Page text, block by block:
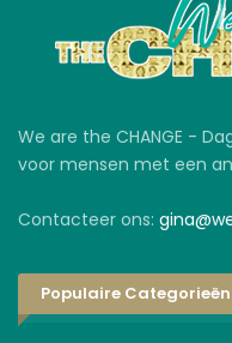
We are the CHANGE -
voor mensen met een
Contacteer ons:
Populaire Categorieën